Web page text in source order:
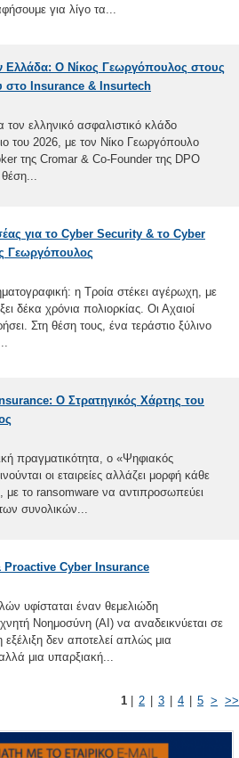
για λίγο τα...
Ελλάδα: Ο Νίκος Γεωργόπουλος στους
στο Insurance & Insurtech
τον ελληνικό ασφαλιστικό κλάδο
του 2026, με τον Νίκο Γεωργόπουλο
της Cromar & Co-Founder της DPO
για το Cyber Security & το Cyber
Γεωργόπουλος
η Τροία στέκει αγέρωχη, με
δέκα χρόνια πολιορκίας. Οι Αχαιοί
Στη θέση τους, ένα τεράστιο ξύλινο
Ο Στρατηγικός Χάρτης του
πραγματικότητα, ο «Ψηφιακός
οι εταιρείες αλλάζει μορφή κάθε
με το ransomware να αντιπροσωπεύει
συνολικών...
Cyber Insurance
υφίσταται έναν θεμελιώδη
Νοημοσύνη (AI) να αναδεικνύεται σε
δεν αποτελεί απλώς μια
μια υπαρξιακή...
1 2 3 4 5 > >>